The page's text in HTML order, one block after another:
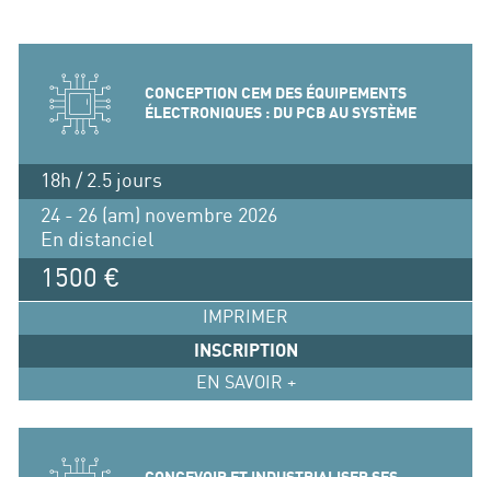
CONCEPTION CEM DES ÉQUIPEMENTS
ÉLECTRONIQUES : DU PCB AU SYSTÈME
18h / 2.5 jours
24 - 26 (am) novembre 2026
En distanciel
1500 €
IMPRIMER
INSCRIPTION
EN SAVOIR +